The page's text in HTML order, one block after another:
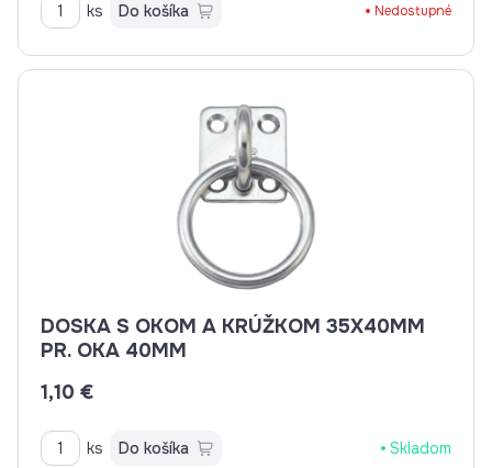
ks Do košíka Nedostupné
DOSKA S OKOM A KRÚŽKOM 35X40MM
PR. OKA 40MM
1,10 €
ks Do košíka Skladom